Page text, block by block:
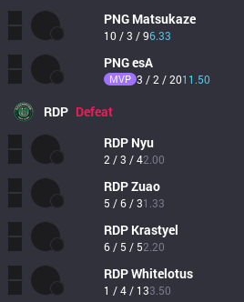
PNG Matsukaze
10 / 3 / 96.33
PNGesA
MVP 3 / 2 / 2011.50
RDP Defeat
RDP Nyu
2 / 3 / 42.00
RDPZuao
5 / 6 / 31.33
RDP Krastyel
6 / 5 / 52.20
RDPWhitelotus
1 / 4 / 133.50